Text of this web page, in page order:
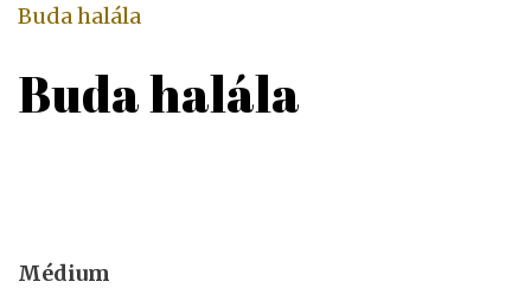
Buda halála
Buda halála
Médium